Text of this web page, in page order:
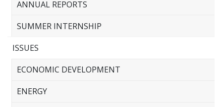
ANNUAL REPORTS
SUMMER INTERNSHIP
ISSUES
ECONOMIC DEVELOPMENT
ENERGY